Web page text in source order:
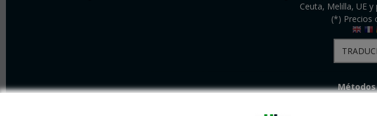
Ceuta, Melilla, UE
(*) Precios